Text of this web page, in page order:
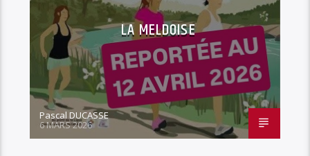
LA MELDOISE
Pascal DUCASSE
6 MARS 2026